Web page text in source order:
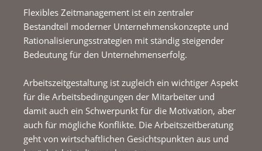
Flexibles Zeitmanagement ist ein zentraler
Bestandteil moderner Unternehmenskonzepte und
Rationalisierungsstrategien mit ständig steigender
Bedeutung für den Unternehmenserfolg.
Arbeitszeitgestaltung ist zugleich ein wichtiger Aspekt
für die Arbeitsbedingungen der Mitarbeiter und
damit auch ein Schwerpunkt für die Motivation, aber
auch für mögliche Konflikte. Die Arbeitszeitberatung
geht von wirtschaftlichen Gesichtspunkten aus und